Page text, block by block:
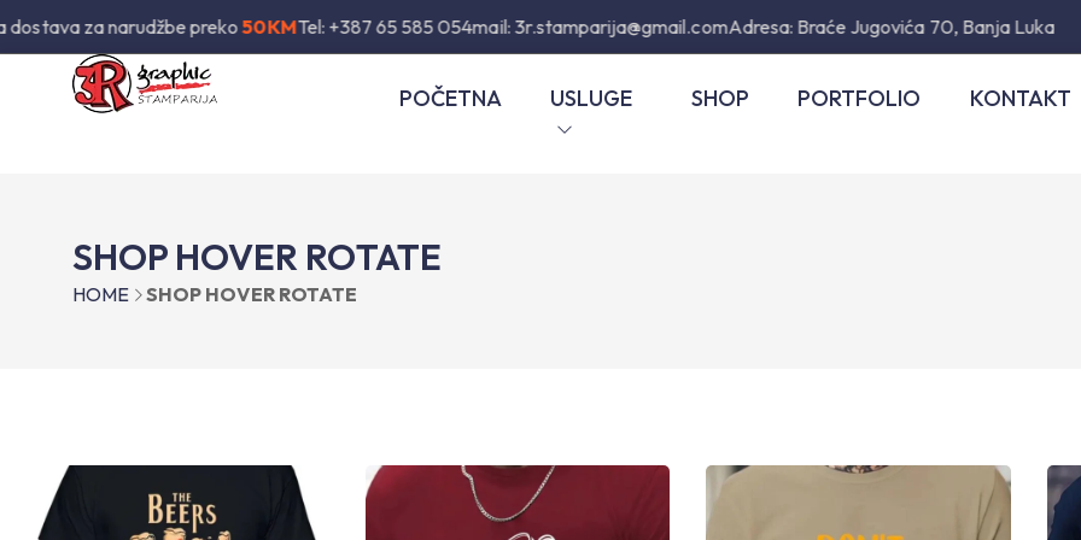
za narudžbe preko50KMTel: +387 65 585 054mail: 3r.stamparija@gmail.comAdresa: Braće Jugovića 70, Banja Luka
POČETNA USLUGE SHOP PORTFOLIO KONTAKT
SHOP HOVER ROTATE
HOME SHOP HOVER ROTATE